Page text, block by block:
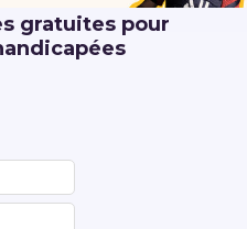
gratuites pour